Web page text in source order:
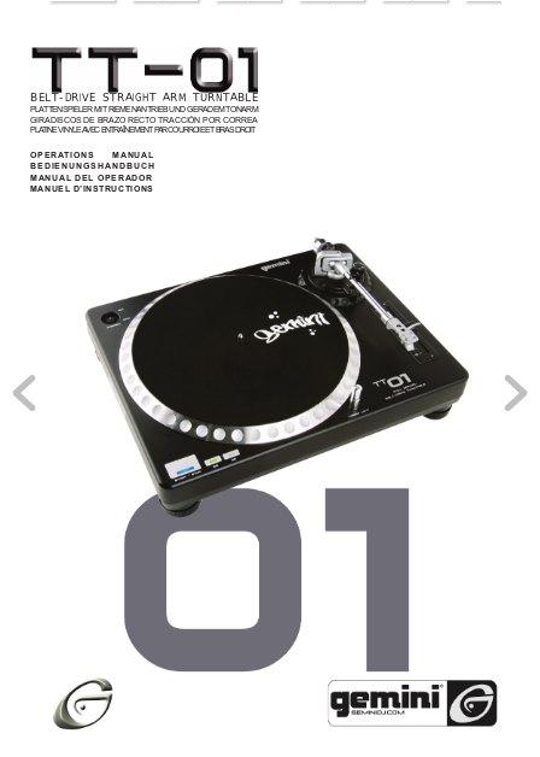
OPERATIONS MANUAL
BEDIENUNGSHANDBUCH
MANUAL DEL OPERADOR
MANUEL D’INSTRUCTIONS
BELT-DRIVE STRAIGHT ARM TURNTABLE
PLATTENSPIELER MIT RIEMENANTRIEB UND GERADEM TONARM
GIRADISCOS DE BRAZO RECTO TRACCIÓN POR CORREA
PLATINE VINYLE AVEC ENTRAÎNEMENT PAR COURROIE ET BRAS DROIT